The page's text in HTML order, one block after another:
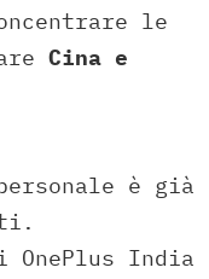
le
Cina e
è già
India